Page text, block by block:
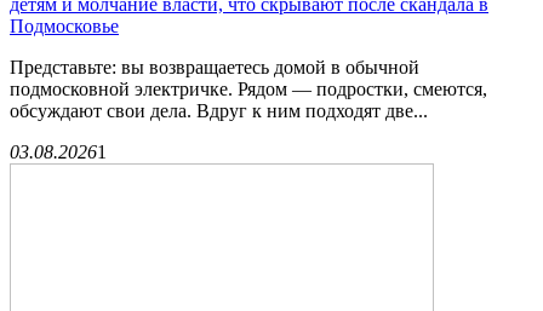
детям и молчание власти, что скрывают после скандала в
Подмосковье
Представьте: вы возвращаетесь домой в обычной
подмосковной электричке. Рядом — подростки, смеются,
обсуждают свои дела. Вдруг к ним подходят две...
03.08.20261